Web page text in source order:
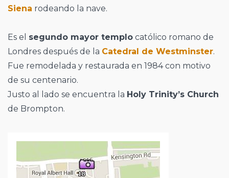
Siena rodeando la nave.
Es el segundo mayor templo católico romano de
Londres después de la Catedral de Westminster.
Fue remodelada y restaurada en 1984 con motivo
de su centenario.
Justo al lado se encuentra la Holy Trinity’s Church
de Brompton.